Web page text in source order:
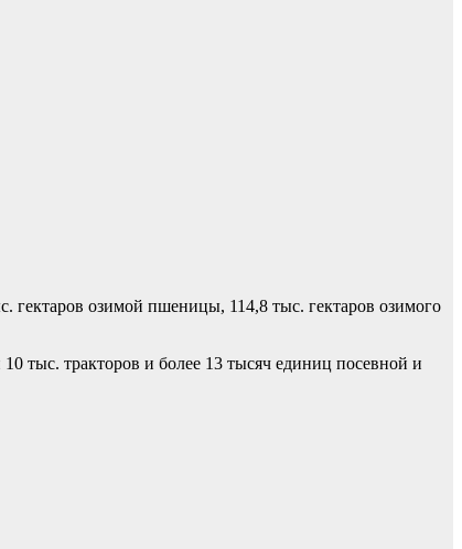
гектаров озимой пшеницы, 114,8 тыс. гектаров озимого
тыс. тракторов и более 13 тысяч единиц посевной и